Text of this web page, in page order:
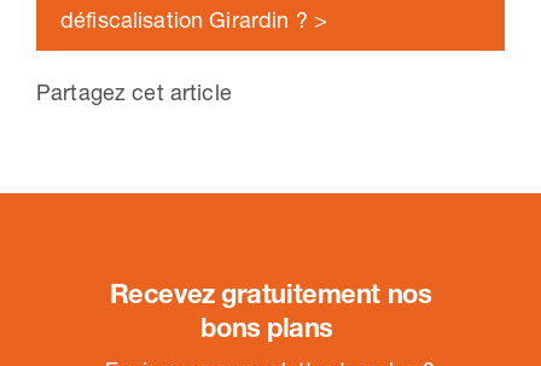
défiscalisation Girardin ? >
Partagez cet article
Recevez gratuitement nos
bons plans